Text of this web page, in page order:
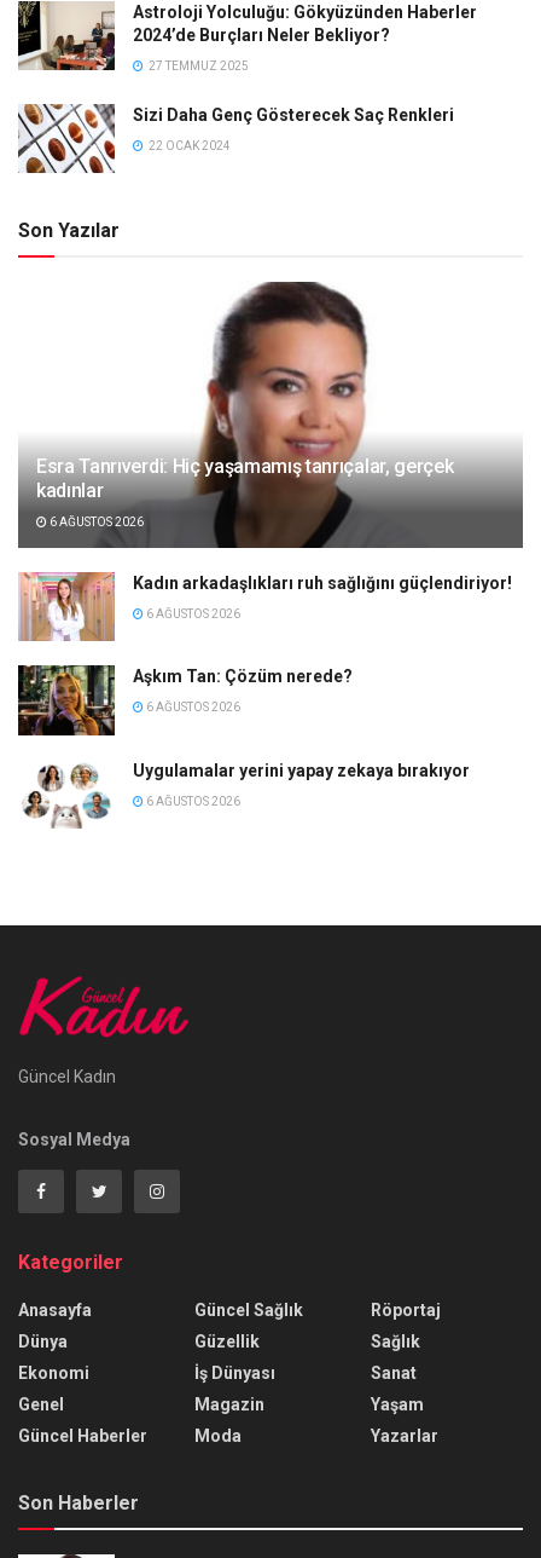
Astroloji Yolculuğu: Gökyüzünden Haberler
2024’de Burçları Neler Bekliyor?
27 TEMMUZ 2025
Sizi Daha Genç Gösterecek Saç Renkleri
22 OCAK 2024
Son Yazılar
Esra Tanrıverdi: Hiç yaşamamış tanrıçalar, gerçek
kadınlar
6 AĞUSTOS 2026
Kadın arkadaşlıkları ruh sağlığını güçlendiriyor!
6 AĞUSTOS 2026
Aşkım Tan: Çözüm nerede?
6 AĞUSTOS 2026
Uygulamalar yerini yapay zekaya bırakıyor
6 AĞUSTOS 2026
Güncel Kadın
Sosyal Medya
Kategoriler
Anasayfa
Dünya
Ekonomi
Genel
Güncel Haberler
Güncel Sağlık
Güzellik
İş Dünyası
Magazin
Moda
Röportaj
Sağlık
Sanat
Yaşam
Yazarlar
Son Haberler